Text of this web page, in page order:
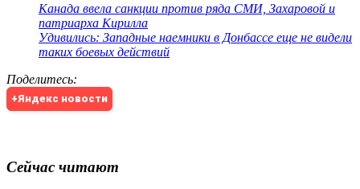
Канада ввела санкции против ряда СМИ, Захаровой и
патриарха Кирилла
Удивились: Западные наемники в Донбассе еще не видели
таких боевых действий
Поделитесь:
+Яндекс новости
Сейчас читают